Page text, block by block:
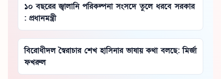
১০ বছরের জ্বালানি পরিকল্পনা সংসদে তুলে ধরবে সরকার
: প্রধানমন্ত্রী
বিরোধীদল স্বৈরাচার শেখ হাসিনার ভাষায় কথা বলছে: মির্জা
ফখরুল